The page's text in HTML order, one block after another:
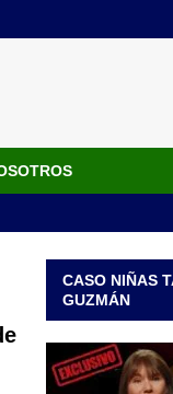
CASO NIÑAS
GUZMÁN